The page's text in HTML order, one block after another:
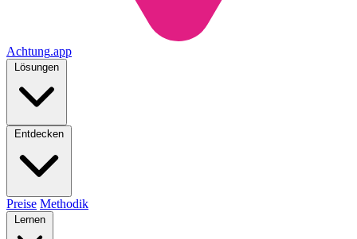
Achtung.app
Lösungen
Entdecken
Preise Methodik
Lernen